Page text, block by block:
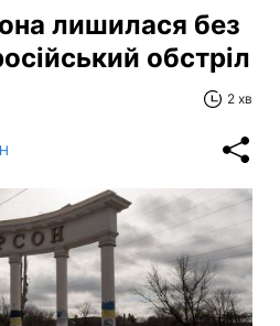
лишилася без
обстріл
2 хв